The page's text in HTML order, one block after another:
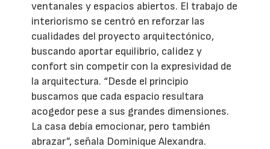
ventanales y espacios abiertos. El trabajo de
interiorismo se centró en reforzar las
cualidades del proyecto arquitectónico,
buscando aportar equilibrio, calidez y
confort sin competir con la expresividad de
la arquitectura. “Desde el principio
buscamos que cada espacio resultara
acogedor pese a sus grandes dimensiones.
La casa debía emocionar, pero también
abrazar”, señala Dominique Alexandra.